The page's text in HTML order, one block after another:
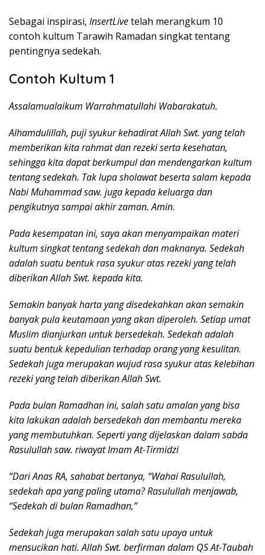
Sebagai inspirasi, InsertLivetelah merangkum 10
contoh kultum Tarawih Ramadan singkat tentang
pentingnya sedekah.
Contoh Kultum 1
Assalamualaikum Warrahmatullahi Wabarakatuh.
Alhamdulillah, puji syukur kehadirat Allah Swt. yang telah
memberikan kita rahmat dan rezeki serta kesehatan,
sehingga kita dapat berkumpul dan mendengarkan kultum
tentang sedekah. Tak lupa sholawat beserta salam kepada
Nabi Muhammad saw. juga kepada keluarga dan
pengikutnya sampai akhir zaman. Amin.
Pada kesempatan ini, saya akan menyampaikan materi
kultum singkat tentang sedekah dan maknanya. Sedekah
adalah suatu bentuk rasa syukur atas rezeki yang telah
diberikan Allah Swt. kepada kita.
Semakin banyak harta yang disedekahkan akan semakin
banyak pula keutamaan yang akan diperoleh. Setiap umat
Muslim dianjurkan untuk bersedekah. Sedekah adalah
suatu bentuk kepedulian terhadap orang yang kesulitan.
Sedekah juga merupakan wujud rasa syukur atas kelebihan
rezeki yang telah diberikan Allah Swt.
Pada bulan Ramadhan ini, salah satu amalan yang bisa
kita lakukan adalah bersedekah dan membantu mereka
yang membutuhkan. Seperti yang dijelaskan dalam sabda
Rasulullah saw. riwayat Imam At-Tirmidzi
“Dari Anas RA, sahabat bertanya, “Wahai Rasulullah,
sedekah apa yang paling utama? Rasulullah menjawab,
“Sedekah di bulan Ramadhan,”
Sedekah juga merupakan salah satu upaya untuk
mensucikan hati. Allah Swt. berfirman dalam QS At-Taubah